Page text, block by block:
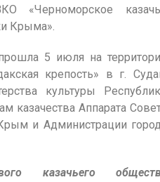
«Черноморское
Крыма».
5 июля на
крепость» в г.
культуры
казачества Аппарата
и Администрации
казачьего